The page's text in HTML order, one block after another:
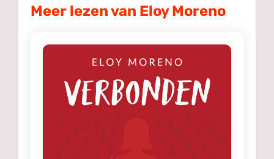
Meer lezen van Eloy Moreno